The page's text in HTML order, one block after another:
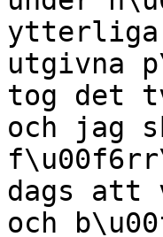
utgivna
tog det
och jag
dags att
och